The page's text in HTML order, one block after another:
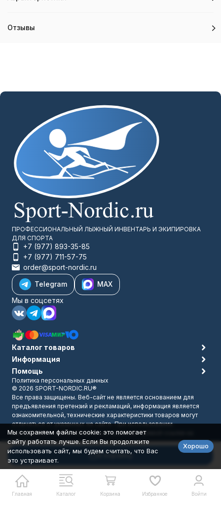
В корзину
Отзывы
Главная Каталог Корзина Избранное Войти
ПРОФЕССИОНАЛЬНЫЙ ЛЫЖНЫЙ ИНВЕНТАРЬ И ЭКИПИРОВКА
ДЛЯ СПОРТА
+7 (977) 893-35-85
+7 (977) 711-57-75
order@sport-nordic.ru
Telegram
MAX
Мы в соцсетях
Каталог товаров
Информация
Помощь
Политика персональных данных
© 2026 SPORT-NORDIC.RU®
Все права защищены. Веб-сайт не является основанием для
предъявления претензий и рекламаций, информация является
ознакомительной, технические характеристики товаров могут
отличаться от указанных на сайте. При использовании
материалов с сайта обязательно указание прямой ссылки на
источник.
Разработано вbodysite.ru
Мы сохраняем файлы cookie: это помогает
сайту работать лучше. Если Вы продолжите
использовать сайт, мы будем считать, что Вас
это устраивает.
Хорошо